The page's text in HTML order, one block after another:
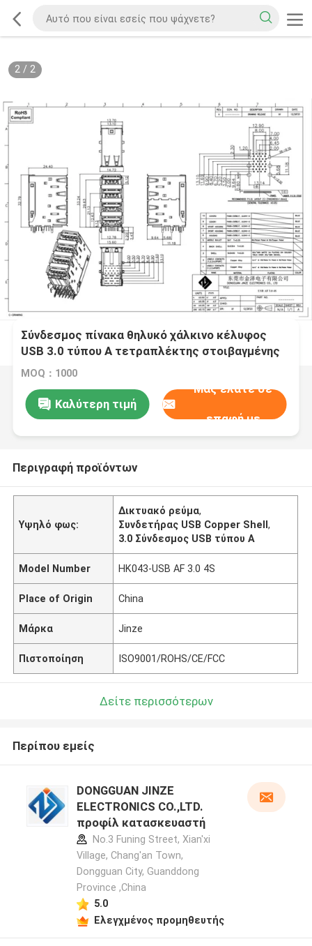
2/ 2
Σύνδεσμος πίνακα θηλυκό χάλκινο κέλυφος
USB 3.0 τύπου A τετραπλέκτης στοιβαγμένης
πρίζας USB
MOQ：1000
Καλύτερη τιμή
Μας ελάτε σε
επαφή με
Περιγραφή προϊόντων
Υψηλό φως:
Δικτυακό ρεύμα,
Συνδετήρας USB Copper Shell,
3.0 Σύνδεσμος USB τύπου Α
Model Number HK043-USB AF 3.0 4S
Place of Origin China
Μάρκα Jinze
Πιστοποίηση ISO9001/ROHS/CE/FCC
Δείτε περισσότερων
Περίπου εμείς
DONGGUAN JINZE
ELECTRONICS CO.,LTD.
προφίλ κατασκευαστή
No.3 Funing Street, Xian'xi
Village, Chang'an Town,
Dongguan City, Guanddong
Province ,China
5.0
Ελεγχμένος προμηθευτής